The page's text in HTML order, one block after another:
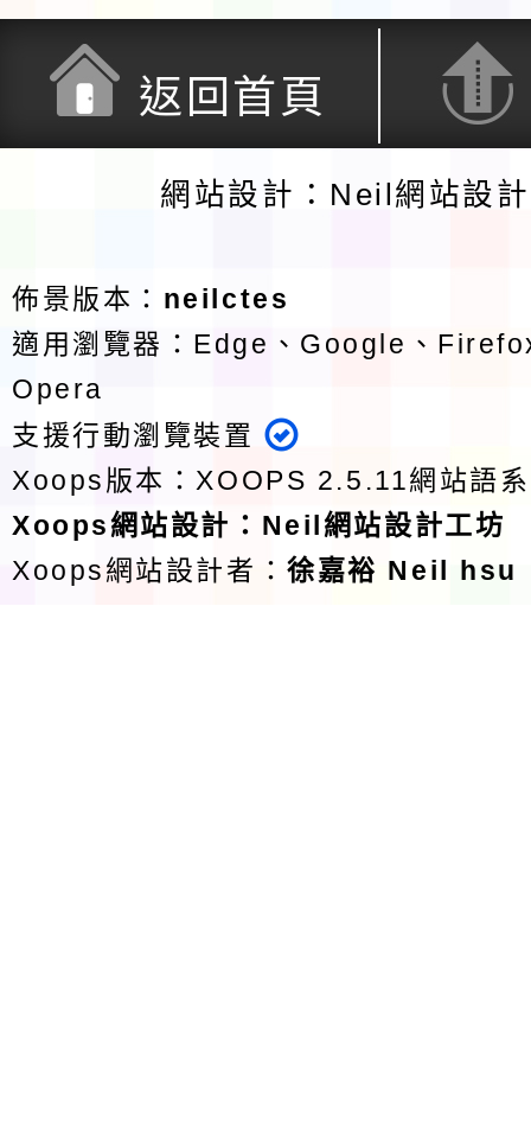
返回首頁
網站設計：Neil網站設
佈景版本： neilctes
適用瀏覽器：Edge、Google、
Opera
支援行動瀏覽裝置
Xoops版本： XOOPS 2.5.11網站語
Xoops網站設計 ： Neil網站設計工坊
Xoops網站設計者：徐嘉裕 Neil hsu